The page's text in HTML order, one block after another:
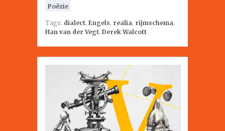
Poëzie
Tags: dialect, Engels, realia, rijmschema,
Han van der Vegt, Derek Walcott